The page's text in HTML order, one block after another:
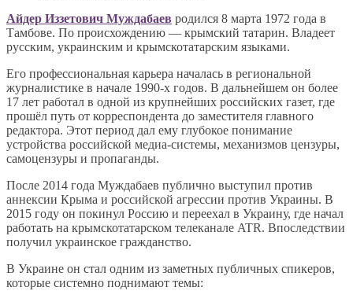
Айдер Иззетович Муждабаев родился 8 марта 1972 года в
Тамбове. По происхождению — крымский татарин. Владеет
русским, украинским и крымскотатарским языками.
Его профессиональная карьера началась в региональной
журналистике в начале 1990-х годов. В дальнейшем он более
17 лет работал в одной из крупнейших российских газет, где
прошёл путь от корреспондента до заместителя главного
редактора. Этот период дал ему глубокое понимание
устройства российской медиа-системы, механизмов цензуры,
самоцензуры и пропаганды.
После 2014 года Муждабаев публично выступил против
аннексии Крыма и российской агрессии против Украины. В
2015 году он покинул Россию и переехал в Украину, где начал
работать на крымскотатарском телеканале ATR. Впоследствии
получил украинское гражданство.
В Украине он стал одним из заметных публичных спикеров,
которые системно поднимают темы: